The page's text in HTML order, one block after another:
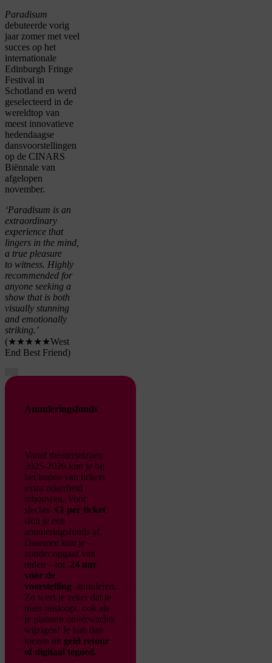
Paradisum
debuteerde vorig
jaar zomer met veel
succes op het
internationale
Edinburgh Fringe
Festival in
Schotland en werd
geselecteerd in de
wereldtop van
meest innovatieve
hedendaagse
dansvoorstellingen
op de CINARS
Biënnale van
afgelopen
november.
‘Paradisum is an
extraordinary
experience that
lingers in the mind,
a true pleasure
to witness. Highly
recommended for
anyone seeking a
show that is both
visually stunning
and emotionally
striking.’
(★★★★★West
End Best Friend)
je instellingen
Annuleringsfonds
Vanaf theaterseizoen
2025-2026 kun je bij
het kopen van tickets
extra zekerheid
inbouwen. Voor
slechts €1 per ticket
sluit je een
annuleringsfonds af.
Daarmee kun je –
zonder opgaaf van
reden – tot 24 uur
vóór de
voorstelling annuleren.
Zo weet je zeker dat je
niets misloopt, ook als
je plannen onverwachts
wijzigen! Je kan dan
kiezen uit geld retour
of digitaal tegoed.